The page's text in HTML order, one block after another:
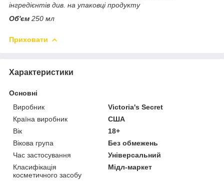
інгредієнтів див. на упаковці продукту
Об'єм 250 мл
Приховати
Характеристики
Основні
Виробник
Victoria's Secret
Країна виробник
США
Вік
18+
Вікова група
Без обмежень
Час застосування
Універсальний
Класифікація
косметичного засобу
Мідл-маркет